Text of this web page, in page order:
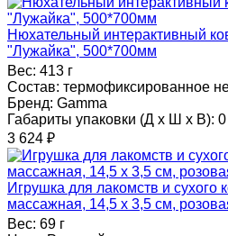
Нюхательный интерактивный
"Лужайка", 500*700мм
Вес: 413 г
Состав: термофиксированное
Бренд: Gamma
Габариты упаковки (Д х Ш х В):
3 624 ₽
Игрушка для лакомств и сухого
массажная, 14,5 х 3,5 см,
Вес: 69 г